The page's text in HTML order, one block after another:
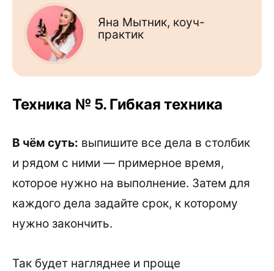
Яна Мытник, коуч-
практик
Техника № 5. Гибкая техника
В чём суть: выпишите все дела в столбик
и рядом с ними — примерное время,
которое нужно на выполнение. Затем для
каждого дела задайте срок, к которому
нужно закончить.
Так будет нагляднее и проще